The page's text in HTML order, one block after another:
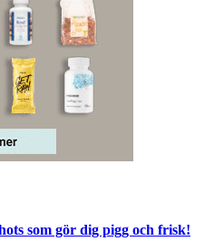
som gör dig pigg och frisk!